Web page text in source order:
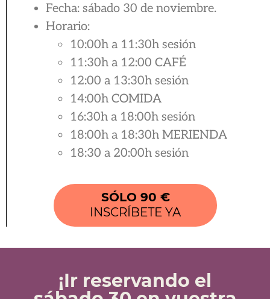
Fecha: sábado 30 de noviembre.
Horario:
10:00h a 11:30h sesión
11:30h a 12:00 CAFÉ
12:00 a 13:30h sesión
14:00h COMIDA
16:30h a 18:00h sesión
18:00h a 18:30h MERIENDA
18:30 a 20:00h sesión
SÓLO 90 €
INSCRÍBETE YA
¡Ir reservando el